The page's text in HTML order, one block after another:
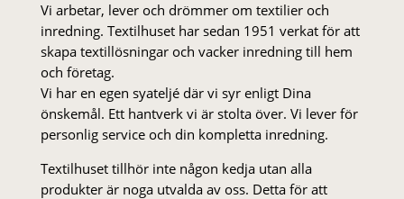
Vi arbetar, lever och drömmer om textilier och
inredning. Textilhuset har sedan 1951 verkat för att
skapa textillösningar och vacker inredning till hem
och företag.
Vi har en egen syateljé där vi syr enligt Dina
önskemål. Ett hantverk vi är stolta över. Vi lever för
personlig service och din kompletta inredning.
Textilhuset tillhör inte någon kedja utan alla
produkter är noga utvalda av oss. Detta för att